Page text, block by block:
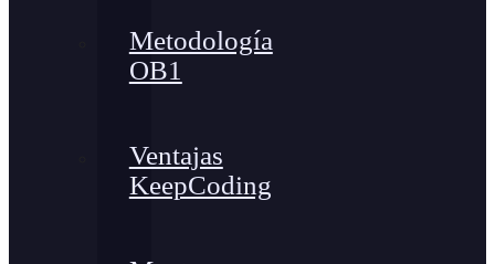
Metodología
OB1
Ventajas
KeepCoding